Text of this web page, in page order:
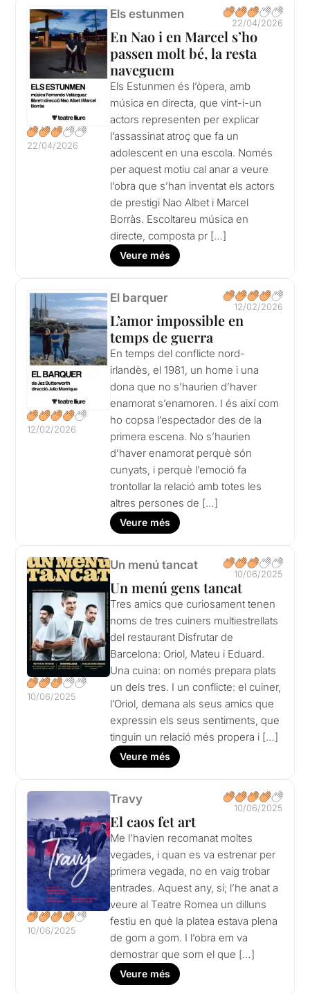
22/04/2026
Els estunmen
22/04/2026
En Nao i en Marcel s’ho
passen molt bé, la resta
naveguem
Els Estunmen és l’òpera, amb
música en directa, que vint-i-un
actors representen per explicar
l’assassinat atroç que fa un
adolescent en una escola. Només
per aquest motiu cal anar a veure
l’obra que s’han inventat els actors
de prestigi Nao Albet i Marcel
Borràs. Escoltareu música en
directe, composta pr […]
Veure més
12/02/2026
El barquer
12/02/2026
L’amor impossible en
temps de guerra
En temps del conflicte nord-
irlandès, el 1981, un home i una
dona que no s’haurien d’haver
enamorat s’enamoren. I és així com
ho copsa l’espectador des de la
primera escena. No s’haurien
d’haver enamorat perquè són
cunyats, i perquè l’emoció fa
trontollar la relació amb totes les
altres persones de […]
Veure més
10/06/2025
Un menú tancat
10/06/2025
Un menú gens tancat
Tres amics que curiosament tenen
noms de tres cuiners multiestrellats
del restaurant Disfrutar de
Barcelona: Oriol, Mateu i Eduard.
Una cuina: on només prepara plats
un dels tres. I un conflicte: el cuiner,
l’Oriol, demana als seus amics que
expressin els seus sentiments, que
tinguin un relació més propera i […]
Veure més
10/06/2025
Travy
10/06/2025
El caos fet art
Me l’havien recomanat moltes
vegades, i quan es va estrenar per
primera vegada, no en vaig trobar
entrades. Aquest any, sí; l’he anat a
veure al Teatre Romea un dilluns
festiu en què la platea estava plena
de gom a gom. I l’obra em va
demostrar que som el que […]
Veure més